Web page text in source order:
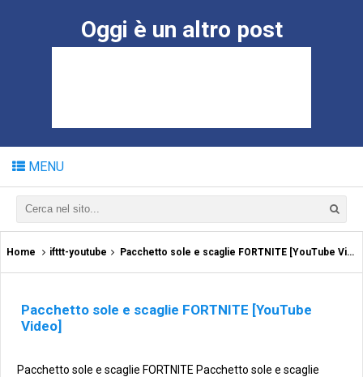
Oggi è un altro post
MENU
Home ifttt-youtube Pacchetto sole e scaglie FORTNITE [YouTube Video]
Pacchetto sole e scaglie FORTNITE [YouTube
Video]
Pacchetto sole e scaglie FORTNITE Pacchetto sole e scaglie